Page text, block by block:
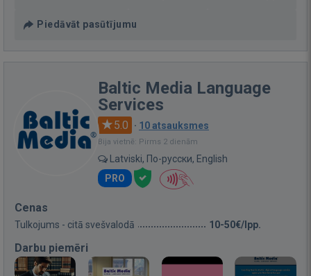
Piedāvāt pasūtījumu
Baltic Media Language
Services
5.0 · 10 atsauksmes
Bija vietnē: Pirms 2 dienām
Latviski, По-русски, English
PRO
Cenas
Tulkojums - citā svešvalodā 10-50€/lpp.
Darbu piemēri